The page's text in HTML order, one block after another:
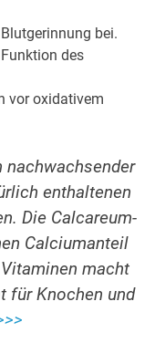
bei.
des
vor oxidativem
enthaltenen
Die Calcareum-
Calciumanteil
macht
für Knochen und